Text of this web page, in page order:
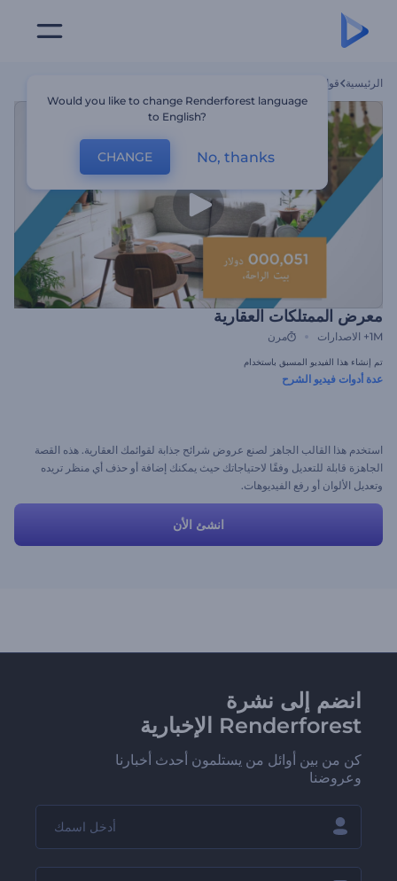
الرئيسية قوالب
معرض الممتلكات العقارية
1M+ الاصدارات مرن
تم إنشاء هذا الفيديو المسبق باستخدام
عدة أدوات فيديو الشرح
استخدم هذا القالب الجاهز لصنع عروض شرائح جذابة لقوائمك العقارية. هذه القصة
الجاهزة قابلة للتعديل وفقًا لاحتياجاتك حيث يمكنك إضافة أو حذف أي منظر تريده
وتعديل الألوان أو رفع الفيديوهات.
انشئ الأن
انضم إلى نشرة
Renderforest الإخبارية
كن من بين أوائل من يستلمون أحدث أخبارنا
وعروضنا
Would you like to change Renderforest language
to English?
CHANGE No, thanks